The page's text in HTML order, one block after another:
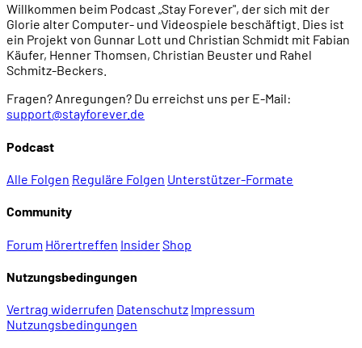
Willkommen beim Podcast „Stay Forever", der sich mit der
Glorie alter Computer- und Videospiele beschäftigt. Dies ist
ein Projekt von Gunnar Lott und Christian Schmidt mit Fabian
Käufer, Henner Thomsen, Christian Beuster und Rahel
Schmitz-Beckers.
Fragen? Anregungen? Du erreichst uns per E-Mail:
support@stayforever.de
Podcast
Alle Folgen Reguläre Folgen Unterstützer-Formate
Community
Forum Hörertreffen InsiderShop
Nutzungsbedingungen
Vertrag widerrufen Datenschutz Impressum
Nutzungsbedingungen